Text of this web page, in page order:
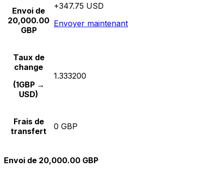
Envoi de
20,000.00
GBP
+347.75 USD
Envoyer maintenant
Taux de
change
(1GBP →
USD)
1.333200
Frais de
transfert
0 GBP
Envoi de 20,000.00 GBP